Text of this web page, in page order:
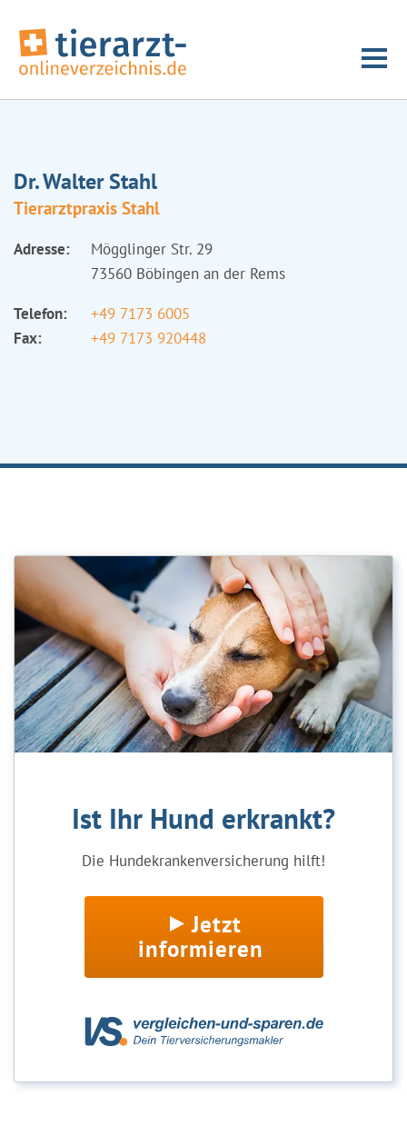
Dr. Walter Stahl
Tierarztpraxis Stahl
Adresse:
Mögglinger Str. 29
73560 Böbingen an der Rems
Telefon:
+49 7173 6005
Fax:
+49 7173 920448
Ist Ihr Hund erkrankt?
Die Hundekrankenversicherung hilft!
Jetzt
informieren